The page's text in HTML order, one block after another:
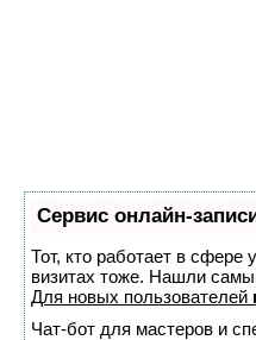
Сервис онлайн-
Тот, кто работает в сфере
визитах тоже. Нашли
Для новых пользователей
Чат-бот для мастеров и